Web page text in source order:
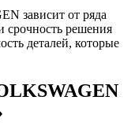
зависит от ряда
срочность решения
деталей, которые